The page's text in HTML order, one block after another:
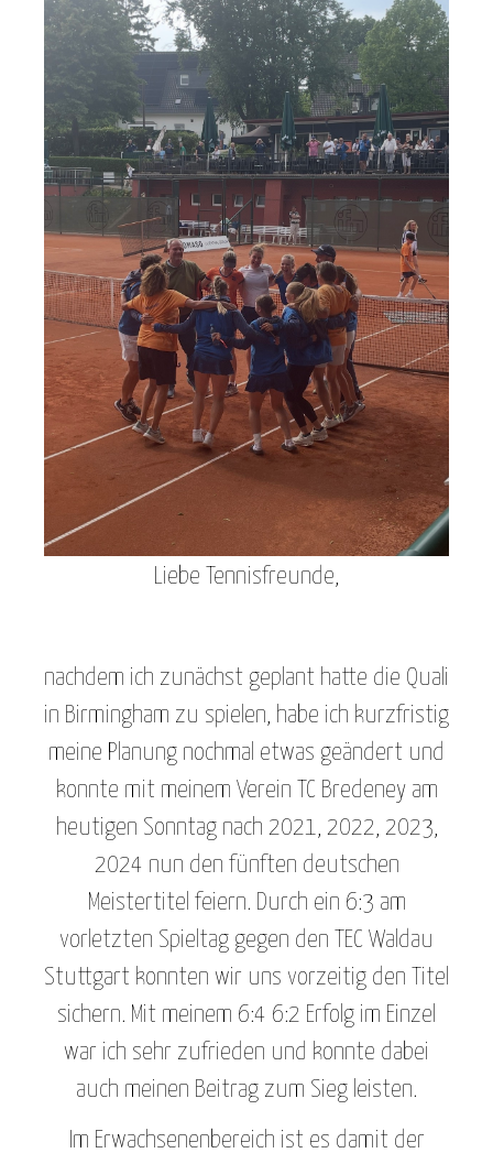
Liebe Tennisfreunde,
nachdem ich zunächst geplant hatte die Quali
in Birmingham zu spielen, habe ich kurzfristig
meine Planung nochmal etwas geändert und
konnte mit meinem Verein TC Bredeney am
heutigen Sonntag nach 2021, 2022, 2023,
2024 nun den fünften deutschen
Meistertitel feiern. Durch ein 6:3 am
vorletzten Spieltag gegen den TEC Waldau
Stuttgart konnten wir uns vorzeitig den Titel
sichern. Mit meinem 6:4 6:2 Erfolg im Einzel
war ich sehr zufrieden und konnte dabei
auch meinen Beitrag zum Sieg leisten.
Im Erwachsenenbereich ist es damit der